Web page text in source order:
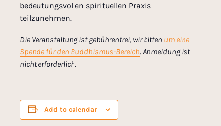
bedeutungsvollen spirituellen Praxis
teilzunehmen.
Die Veranstaltung ist gebührenfrei, wir bitten um eine
Spende für den Buddhismus-Bereich. Anmeldung ist
nicht erforderlich.
Add to calendar